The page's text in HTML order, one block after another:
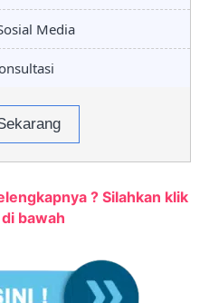
Media
? Silahkan klik
bawah